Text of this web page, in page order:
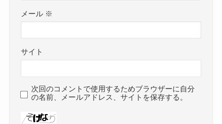
メール ※
サイト
次回のコメントで使用するためブラウザーに自分
の名前、メールアドレス、サイトを保存する。